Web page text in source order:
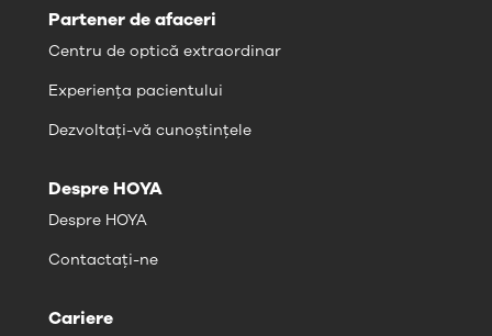
Partener de afaceri
Centru de optică extraordinar
Experiența pacientului
Dezvoltați-vă cunoștințele
Despre HOYA
Despre HOYA
Contactați-ne
Cariere